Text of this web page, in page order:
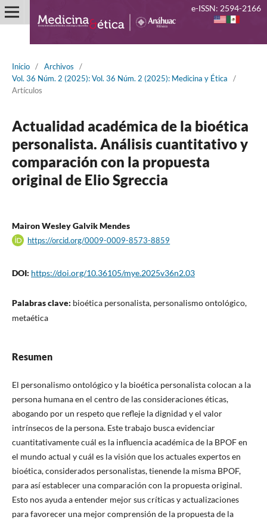
Inicio / Archivos
/
Vol. 36 Núm. 2 (2025): Vol. 36 Núm. 2 (2025): Medicina y Ética
/
Artículos
Actualidad académica de la bioética
personalista. Análisis cuantitativo y
comparación con la propuesta
original de Elio Sgreccia
Mairon Wesley Galvik Mendes
https://orcid.org/0009-0009-8573-8859
DOI: https://doi.org/10.36105/mye.2025v36n2.03
Palabras clave: bioética personalista, personalismo ontológico,
metaética
Resumen
El personalismo ontológico y la bioética personalista colocan a la
persona humana en el centro de las consideraciones éticas,
abogando por un respeto que refleje la dignidad y el valor
intrínsecos de la persona. Este trabajo busca evidenciar
cuantitativamente cuál es la influencia académica de la BPOF en
el mundo actual y cuál es la visión que los actuales expertos en
bioética, considerados personalistas, tienende la misma BPOF,
para así establecer una comparación con la propuesta original.
Esto nos ayuda a entender mejor sus críticas y actualizaciones
para favorecer una mejor comprensión de la propuesta de la
e-ISSN: 2594-2166